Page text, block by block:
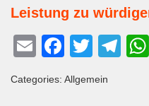
Leistung zu
E
ail
F
c
T
tt
T
Categories: Allgemein